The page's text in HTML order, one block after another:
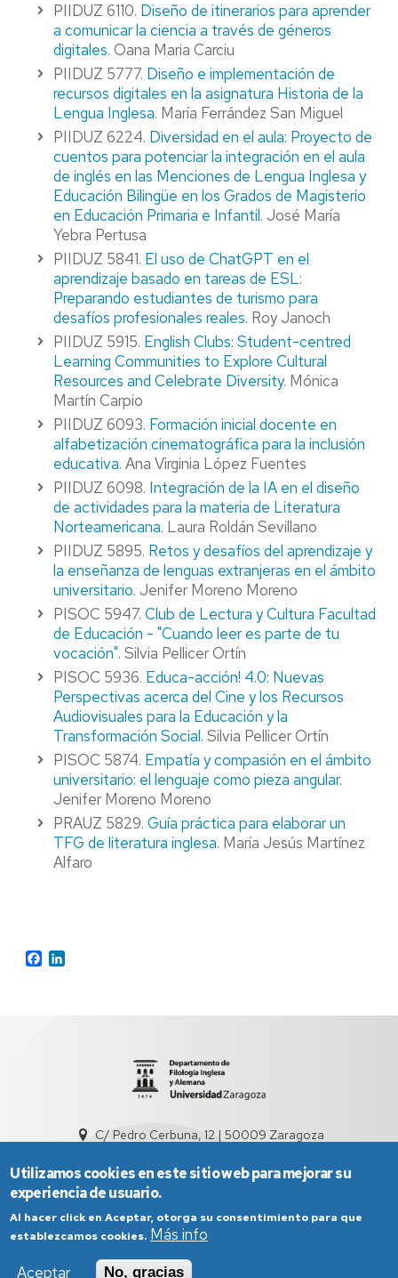
PIIDUZ 6110. Diseño de itinerarios para aprender
a comunicar la ciencia a través de géneros
digitales. Oana Maria Carciu
PIIDUZ 5777. Diseño e implementación de
recursos digitales en la asignatura Historia de la
Lengua Inglesa. María Ferrández San Miguel
PIIDUZ 6224. Diversidad en el aula: Proyecto de
cuentos para potenciar la integración en el aula
de inglés en las Menciones de Lengua Inglesa y
Educación Bilingüe en los Grados de Magisterio
en Educación Primaria e Infantil. José María
Yebra Pertusa
PIIDUZ 5841. El uso de ChatGPT en el
aprendizaje basado en tareas de ESL:
Preparando estudiantes de turismo para
desafíos profesionales reales. Roy Janoch
PIIDUZ 5915. English Clubs: Student-centred
Learning Communities to Explore Cultural
Resources and Celebrate Diversity. Mónica
Martín Carpio
PIIDUZ 6093. Formación inicial docente en
alfabetización cinematográfica para la inclusión
educativa. Ana Virginia López Fuentes
PIIDUZ 6098. Integración de la IA en el diseño
de actividades para la materia de Literatura
Norteamericana. Laura Roldán Sevillano
PIIDUZ 5895. Retos y desafíos del aprendizaje y
la enseñanza de lenguas extranjeras en el ámbito
universitario. Jenifer Moreno Moreno
PISOC 5947. Club de Lectura y Cultura Facultad
de Educación - "Cuando leer es parte de tu
vocación". Silvia Pellicer Ortín
PISOC 5936. Educa-acción! 4.0: Nuevas
Perspectivas acerca del Cine y los Recursos
Audiovisuales para la Educación y la
Transformación Social. Silvia Pellicer Ortín
PISOC 5874. Empatía y compasión en el ámbito
universitario: el lenguaje como pieza angular.
Jenifer Moreno Moreno
PRAUZ 5829. Guía práctica para elaborar un
TFG de literatura inglesa. María Jesús Martínez
Alfaro
Facebook
C/ Pedro Cerbuna, 12 | 50009 Zaragoza
Utilizamos cookies en este sitio web para mejorar su
experiencia de usuario.
Al hacer click en Aceptar, otorga su consentimiento para que
establezcamos cookies. Más info
Aceptar
No, gracias